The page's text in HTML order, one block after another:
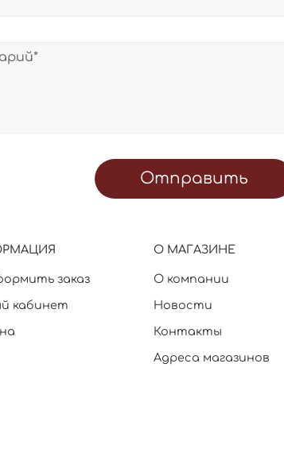
Отправить
заказ
кабинет
О МАГАЗИНЕ
О компании
Новости
Контакты
Адреса магазинов